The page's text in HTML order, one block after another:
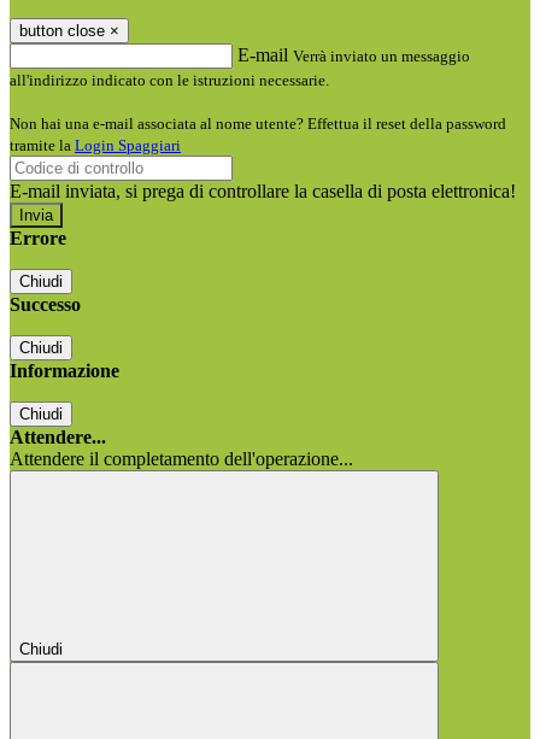
button close ×
E-mail Verrà inviato un messaggio
all'indirizzo indicato con le istruzioni necessarie.
Non hai una e-mail associata al nome utente? Effettua il reset della password
tramite la Login Spaggiari
E-mail inviata, si prega di controllare la casella di posta elettronica!
Errore
Chiudi
Successo
Chiudi
Informazione
Chiudi
Attendere...
Attendere il completamento dell'operazione...
Chiudi